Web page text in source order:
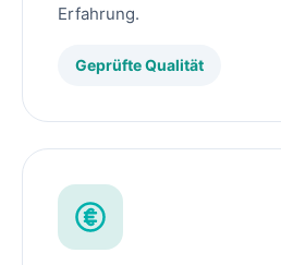
Erfahrung.
Geprüfte Qualität